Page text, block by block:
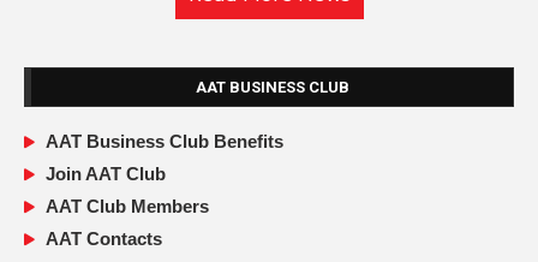
AAT BUSINESS CLUB
AAT Business Club Benefits
Join AAT Club
AAT Club Members
AAT Contacts